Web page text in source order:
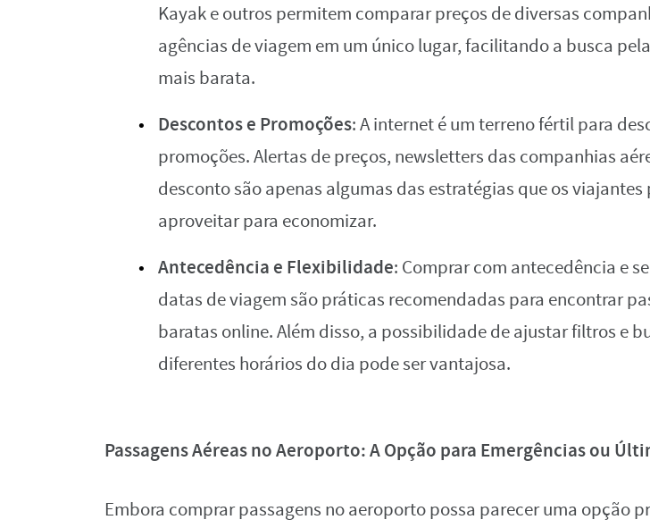
Kayak e outros permitem comparar preços de diversas
agências de viagem em um único lugar, facilitando a busca
mais barata.
Descontos e Promoções: A internet é um terreno fértil para
promoções. Alertas de preços, newsletters das companhias
desconto são apenas algumas das estratégias que os viajantes
aproveitar para economizar.
Antecedência e Flexibilidade: Comprar com antecedência e
datas de viagem são práticas recomendadas para encontrar
baratas online. Além disso, a possibilidade de ajustar filtros e
diferentes horários do dia pode ser vantajosa.
Passagens Aéreas no Aeroporto: A Opção para Emergências ou
Embora comprar passagens no aeroporto possa parecer uma opção